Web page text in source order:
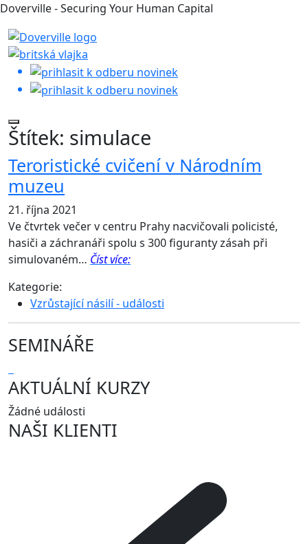
Doverville - Securing Your Human Capital
Štítek: simulace
Teroristické cvičení v Národním
muzeu
21. října 2021
Ve čtvrtek večer v centru Prahy nacvičovali policisté,
hasiči a záchranáři spolu s 300 figuranty zásah při
simulovaném… Číst více:
Kategorie:
Vzrůstající násilí - události
SEMINÁŘE
AKTUÁLNÍ KURZY
Žádné události
NAŠI KLIENTI